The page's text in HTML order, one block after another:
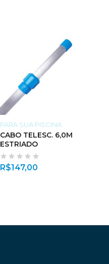
PARA SUA PISCINA
CABO TELESC. 6,0M
ESTRIADO
R$147,00